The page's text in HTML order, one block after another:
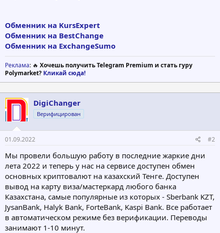
Обменник на KursExpert
Обменник на BestChange
Обменник на ExchangeSumo
Реклама: 🔥 Хочешь получить Telegram Premium и стать гуру
Polymarket? Кликай сюда!
DigiChanger
Верифицирован
01.09.2022 #2
Мы провели большую работу в последние жаркие дни
лета 2022 и теперь у нас на сервисе доступен обмен
основных криптовалют на казахский Тенге. Доступен
вывод на карту виза/мастеркард любого банка
Казахстана, самые популярные из которых - Sberbank KZT,
JysanBank, Halyk Bank, ForteBank, Kaspi Bank. Все работает
в автоматическом режиме без верификации. Переводы
занимают 1-10 минут.